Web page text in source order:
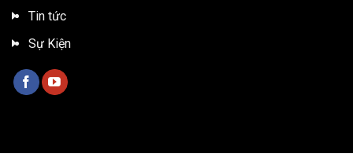
Tin tức
Sự Kiện